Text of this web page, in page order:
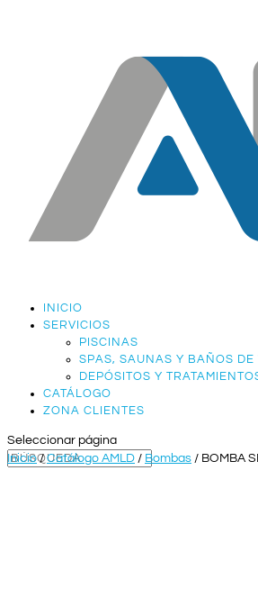
INICIO
SERVICIOS
PISCINAS
SPAS, SAUNAS Y BAÑOS DE
DEPÓSITOS Y
CATÁLOGO
ZONA CLIENTES
Seleccionar página
Inicio/Catálogo AMLD / Bombas / BOMBA